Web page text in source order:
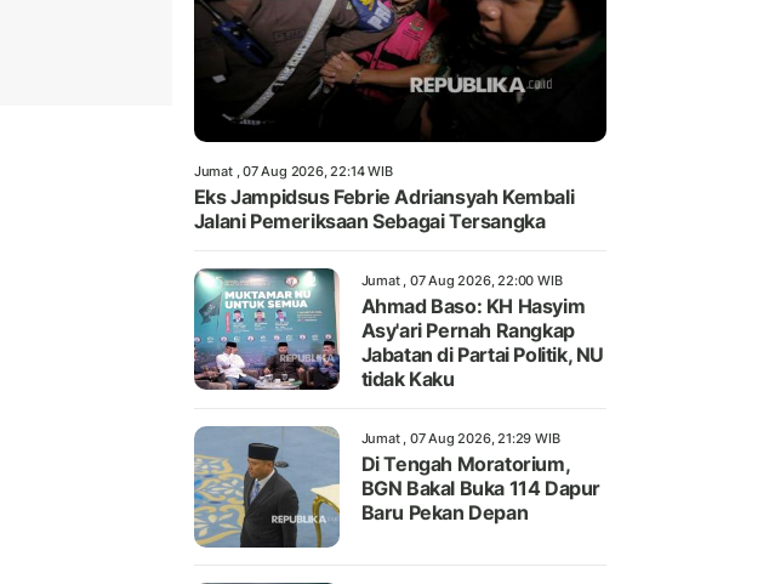
Jumat , 07 Aug 2026, 22:14 WIB
Eks Jampidsus Febrie Adriansyah Kembali
Jalani Pemeriksaan Sebagai Tersangka
Jumat , 07 Aug 2026, 22:00 WIB
Ahmad Baso: KH Hasyim
Asy'ari Pernah Rangkap
Jabatan di Partai Politik, NU
tidak Kaku
Jumat , 07 Aug 2026, 21:29 WIB
Di Tengah Moratorium,
BGN Bakal Buka 114 Dapur
Baru Pekan Depan